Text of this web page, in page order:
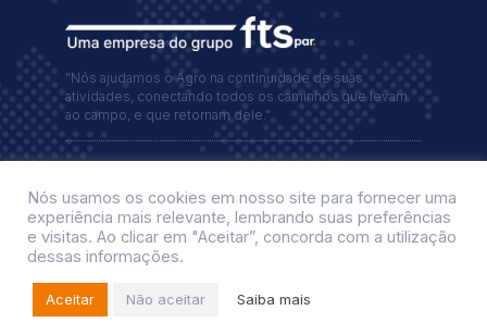
"Nós ajudamos o Agro na continuidade de suas
atividades, conectando todos os caminhos que levam
ao campo, e que retornam dele."
Nós usamos os cookies em nosso site para fornecer uma
experiência mais relevante, lembrando suas preferências
e visitas. Ao clicar em "Aceitar”, concorda com a utilização
dessas informações.
Aceitar Não aceitar Saiba mais